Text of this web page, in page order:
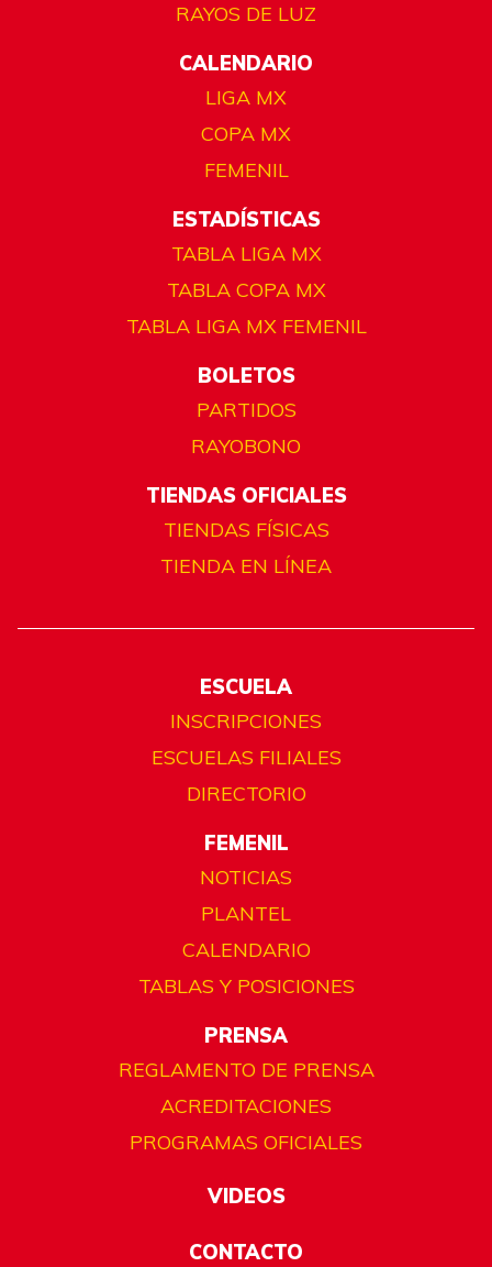
RAYOS DE LUZ
CALENDARIO
LIGA MX
COPA MX
FEMENIL
ESTADÍSTICAS
TABLA LIGA MX
TABLA COPA MX
TABLA LIGA MX FEMENIL
BOLETOS
PARTIDOS
RAYOBONO
TIENDAS OFICIALES
TIENDAS FÍSICAS
TIENDA EN LÍNEA
ESCUELA
INSCRIPCIONES
ESCUELAS FILIALES
DIRECTORIO
FEMENIL
NOTICIAS
PLANTEL
CALENDARIO
TABLAS Y POSICIONES
PRENSA
REGLAMENTO DE PRENSA
ACREDITACIONES
PROGRAMAS OFICIALES
VIDEOS
CONTACTO